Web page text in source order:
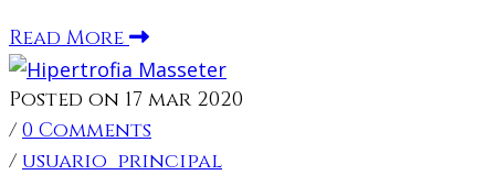
Read More
Posted on 17 mar 2020
/ 0 Comments
/ usuario_principal